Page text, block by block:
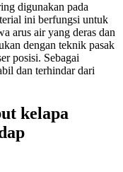
digunakan pada
ini berfungsi untuk
arus air yang deras dan
dengan teknik pasak
posisi. Sebagai
dan terhindar dari
kelapa